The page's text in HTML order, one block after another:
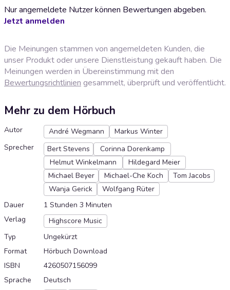
Nur angemeldete Nutzer können Bewertungen abgeben.
Jetzt anmelden
Die Meinungen stammen von angemeldeten Kunden, die
unser Produkt oder unsere Dienstleistung gekauft haben. Die
Meinungen werden in Übereinstimmung mit den
Bewertungsrichtlinien gesammelt, überprüft und veröffentlicht.
Mehr zu dem Hörbuch
Autor André Wegmann
Markus Winter
Sprecher
Bert Stevens
Corinna Dorenkamp
Helmut Winkelmann
Hildegard Meier
Michael Beyer
Michael-Che Koch
Tom Jacobs
Wanja Gerick
Wolfgang Rüter
Dauer
1 Stunden 3 Minuten
Verlag
Highscore Music
Typ
Ungekürzt
Format
Hörbuch Download
ISBN
4260507156099
Sprache
Deutsch